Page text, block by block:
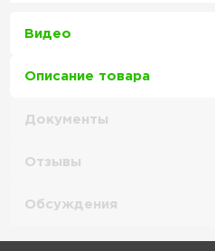
Видео
Описание товара
Документы
Отзывы
Обсуждения